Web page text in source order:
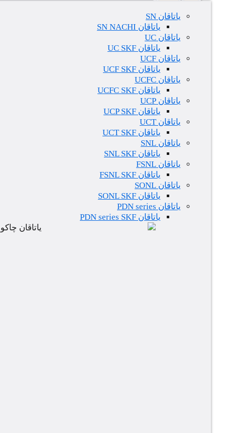
یاتاقان SN
یاتاقان SN NACHI
یاتاقان UC
یاتاقان UC SKF
یاتاقان UCF
یاتاقان UCF SKF
یاتاقان UCFC
یاتاقان UCFC SKF
یاتاقان UCP
یاتاقان UCP SKF
یاتاقان UCT
یاتاقان UCT SKF
یاتاقان SNL
یاتاقان SNL SKF
یاتاقان FSNL
یاتاقان FSNL SKF
یاتاقان SONL
یاتاقان SONL SKF
یاتاقان PDN series
یاتاقان PDN series SKF